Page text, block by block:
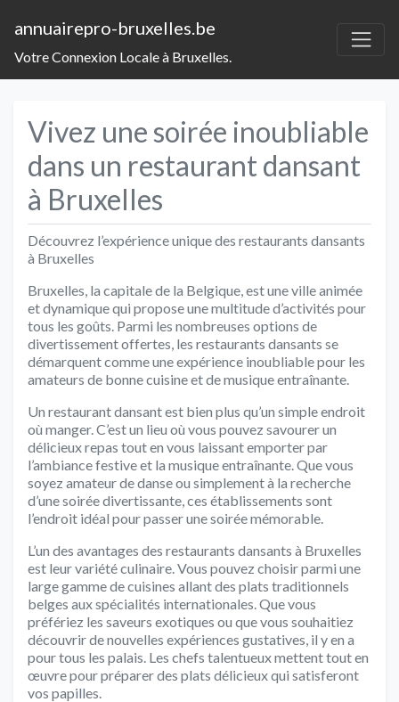
annuairepro-bruxelles.be
Votre Connexion Locale à Bruxelles.
Vivez une soirée inoubliable
dans un restaurant dansant
à Bruxelles
Découvrez l’expérience unique des restaurants dansants
à Bruxelles
Bruxelles, la capitale de la Belgique, est une ville animée
et dynamique qui propose une multitude d’activités pour
tous les goûts. Parmi les nombreuses options de
divertissement offertes, les restaurants dansants se
démarquent comme une expérience inoubliable pour les
amateurs de bonne cuisine et de musique entraînante.
Un restaurant dansant est bien plus qu’un simple endroit
où manger. C’est un lieu où vous pouvez savourer un
délicieux repas tout en vous laissant emporter par
l’ambiance festive et la musique entraînante. Que vous
soyez amateur de danse ou simplement à la recherche
d’une soirée divertissante, ces établissements sont
l’endroit idéal pour passer une soirée mémorable.
L’un des avantages des restaurants dansants à Bruxelles
est leur variété culinaire. Vous pouvez choisir parmi une
large gamme de cuisines allant des plats traditionnels
belges aux spécialités internationales. Que vous
préfériez les saveurs exotiques ou que vous souhaitiez
découvrir de nouvelles expériences gustatives, il y en a
pour tous les palais. Les chefs talentueux mettent tout en
œuvre pour préparer des plats délicieux qui satisferont
vos papilles.